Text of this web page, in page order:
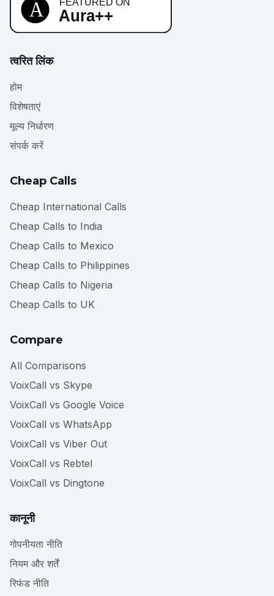
त्वरित लिंक
होम
विशेषताएं
मूल्य निर्धारण
संपर्क करें
Cheap Calls
Cheap International Calls
Cheap Calls to India
Cheap Calls to Mexico
Cheap Calls to Philippines
Cheap Calls to Nigeria
Cheap Calls to UK
Compare
All Comparisons
VoixCall vs Skype
VoixCall vs Google Voice
VoixCall vs WhatsApp
VoixCall vs Viber Out
VoixCall vs Rebtel
VoixCall vs Dingtone
कानूनी
गोपनीयता नीति
नियम और शर्तें
रिफंड नीति